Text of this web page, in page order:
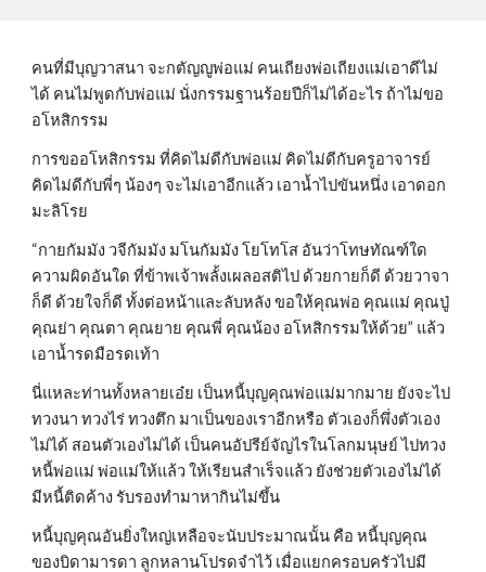
คนที่มีบุญวาสนา จะกตัญญูพ่อแม่ คนเถียงพ่อเถียงแม่เอาดีไม่
ได้ คนไม่พูดกับพ่อแม่ นั่งกรรมฐานร้อยปีก็ไม่ได้อะไร ถ้าไม่ขอ
อโหสิกรรม
การขออโหสิกรรม ที่คิดไม่ดีกับพ่อแม่ คิดไม่ดีกับครูอาจารย์
คิดไม่ดีกับพี่ๆ น้องๆ จะไม่เอาอีกแล้ว เอาน้ำไปขันหนึ่ง เอาดอก
มะลิโรย
“กายกัมมัง วจีกัมมัง มโนกัมมัง โยโทโส อันว่าโทษทัณฑ์ใด
ความผิดอันใด ที่ข้าพเจ้าพลั้งเผลอสติไป ด้วยกายก็ดี ด้วยวาจา
ก็ดี ด้วยใจก็ดี ทั้งต่อหน้าและลับหลัง ขอให้คุณพ่อ คุณแม่ คุณปู่
คุณย่า คุณตา คุณยาย คุณพี่ คุณน้อง อโหสิกรรมให้ด้วย” แล้ว
เอาน้ำรดมือรดเท้า
นี่แหละท่านทั้งหลายเอ๋ย เป็นหนี้บุญคุณพ่อแม่มากมาย ยังจะไป
ทวงนา ทวงไร่ ทวงตึก มาเป็นของเราอีกหรือ ตัวเองก็พึ่งตัวเอง
ไม่ได้ สอนตัวเองไม่ได้ เป็นคนอัปรีย์จัญไรในโลกมนุษย์ ไปทวง
หนี้พ่อแม่ พ่อแม่ให้แล้ว ให้เรียนสำเร็จแล้ว ยังช่วยตัวเองไม่ได้
มีหนี้ติดค้าง รับรองทำมาหากินไม่ขึ้น
หนี้บุญคุณอันยิ่งใหญ่เหลือจะนับประมาณนั้น คือ หนี้บุญคุณ
ของบิดามารดา ลูกหลานโปรดจำไว้ เมื่อแยกครอบครัวไปมี